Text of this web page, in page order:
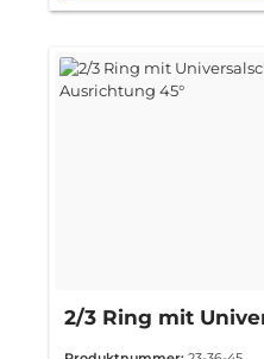
2/3 Ring mit